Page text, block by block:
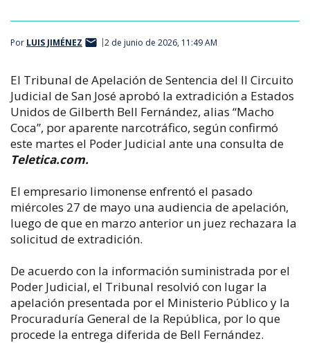
Por LUIS JIMÉNEZ 2 de junio de 2026, 11:49 AM
El Tribunal de Apelación de Sentencia del II Circuito
Judicial de San José aprobó la extradición a Estados
Unidos de Gilberth Bell Fernández, alias “Macho
Coca”, por aparente narcotráfico, según confirmó
este martes el Poder Judicial ante una consulta de
Teletica.com.
El empresario limonense enfrentó el pasado
miércoles 27 de mayo una audiencia de apelación,
luego de que en marzo anterior un juez rechazara la
solicitud de extradición.
De acuerdo con la información suministrada por el
Poder Judicial, el Tribunal resolvió con lugar la
apelación presentada por el Ministerio Público y la
Procuraduría General de la República, por lo que
procede la entrega diferida de Bell Fernández.